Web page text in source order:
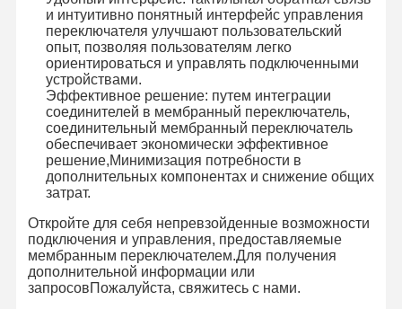
и интуитивно понятный интерфейс управления
переключателя улучшают пользовательский
опыт, позволяя пользователям легко
ориентироваться и управлять подключенными
устройствами.
Эффективное решение: путем интеграции
соединителей в мембранный переключатель,
соединительный мембранный переключатель
обеспечивает экономически эффективное
решение,Минимизация потребности в
дополнительных компонентах и снижение общих
затрат.
Откройте для себя непревзойденные возможности
подключения и управления, предоставляемые
мембранным переключателем.Для получения
дополнительной информации или
запросовПожалуйста, свяжитесь с нами.